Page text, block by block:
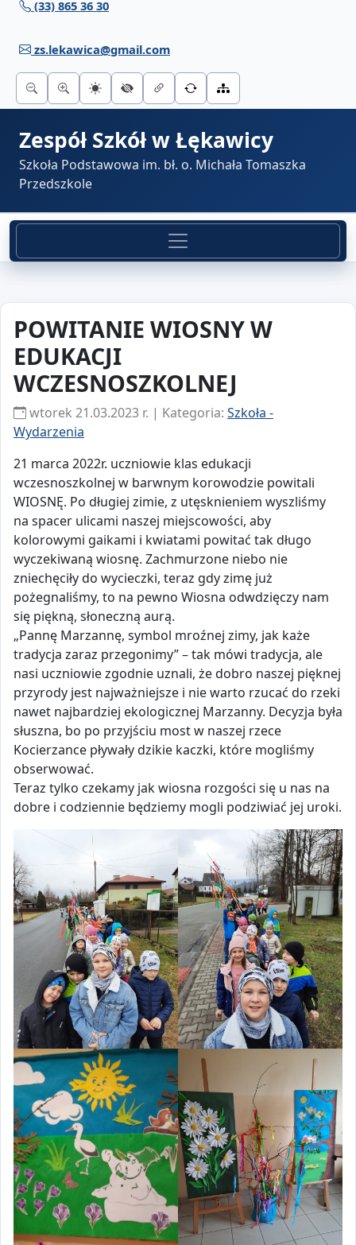
Przejdź do treści
(33) 865 36 30
zs.lekawica@gmail.com
Zespół Szkół w Łękawicy
Szkoła Podstawowa im. bł. o. Michała Tomaszka
Przedszkole
POWITANIE WIOSNY W
EDUKACJI
WCZESNOSZKOLNEJ
wtorek 21.03.2023 r. | Kategoria: Szkoła -
Wydarzenia
21 marca 2022r. uczniowie klas edukacji
wczesnoszkolnej w barwnym korowodzie powitali
WIOSNĘ. Po długiej zimie, z utęsknieniem wyszliśmy
na spacer ulicami naszej miejscowości, aby
kolorowymi gaikami i kwiatami powitać tak długo
wyczekiwaną wiosnę. Zachmurzone niebo nie
zniechęciły do wycieczki, teraz gdy zimę już
pożegnaliśmy, to na pewno Wiosna odwdzięczy nam
się piękną, słoneczną aurą.
„Pannę Marzannę, symbol mroźnej zimy, jak każe
tradycja zaraz przegonimy” – tak mówi tradycja, ale
nasi uczniowie zgodnie uznali, że dobro naszej pięknej
przyrody jest najważniejsze i nie warto rzucać do rzeki
nawet najbardziej ekologicznej Marzanny. Decyzja była
słuszna, bo po przyjściu most w naszej rzece
Kocierzance pływały dzikie kaczki, które mogliśmy
obserwować.
Teraz tylko czekamy jak wiosna rozgości się u nas na
dobre i codziennie będziemy mogli podziwiać jej uroki.